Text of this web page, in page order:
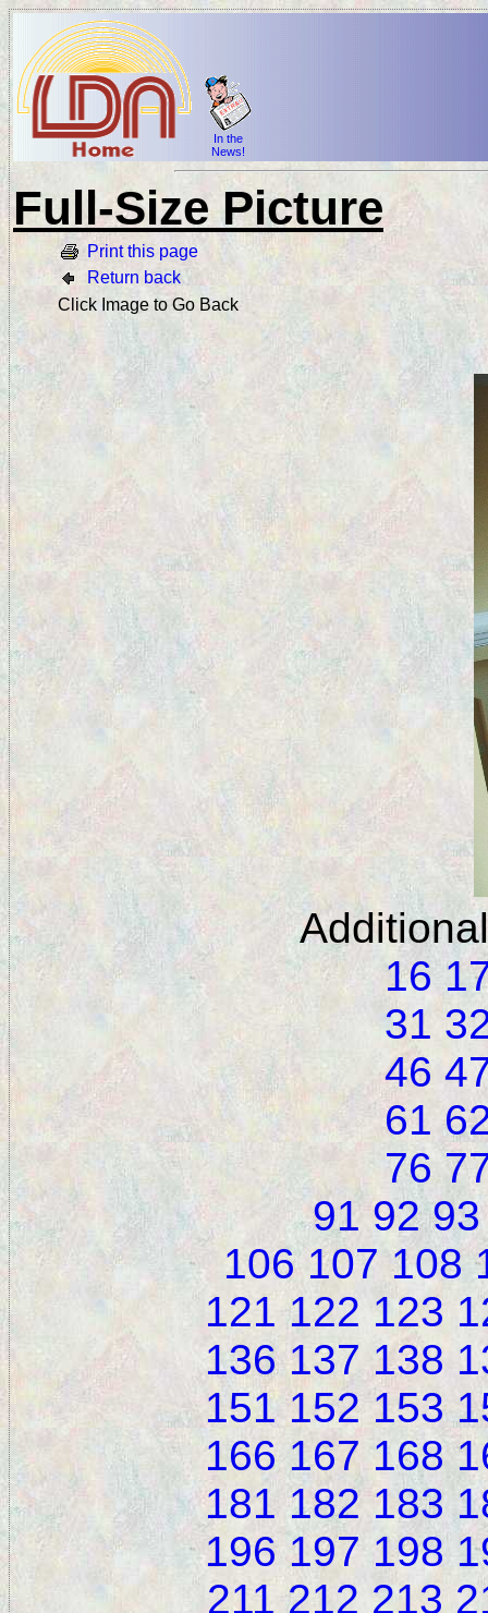
In the
News!
Full-Size Picture
Print this page
Return back
Click Image to Go Back
16
31
46
61
76
91 92 93
106 107 108
121 122 123
136 137 138
151 152 153
166 167 168
181 182 183
196 197 198
211 212 213